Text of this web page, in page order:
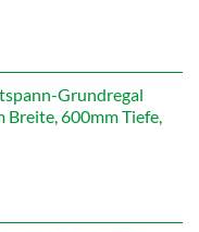
Grundregal
Breite, 600mm Tiefe,